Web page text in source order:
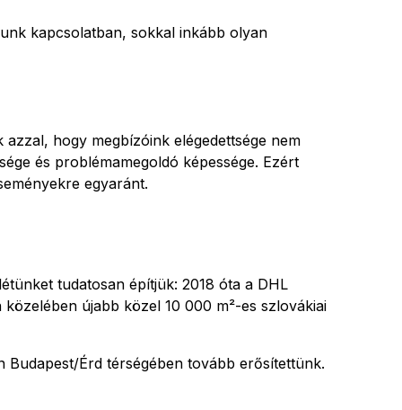
kapcsolatban, sokkal inkább olyan
hogy megbízóink elégedettsége nem
és problémamegoldó képessége. Ezért
egyaránt.
tudatosan építjük: 2018 óta a DHL
újabb közel 10 000 m²-es szlovákiai
Budapest/Érd térségében tovább erősítettünk.